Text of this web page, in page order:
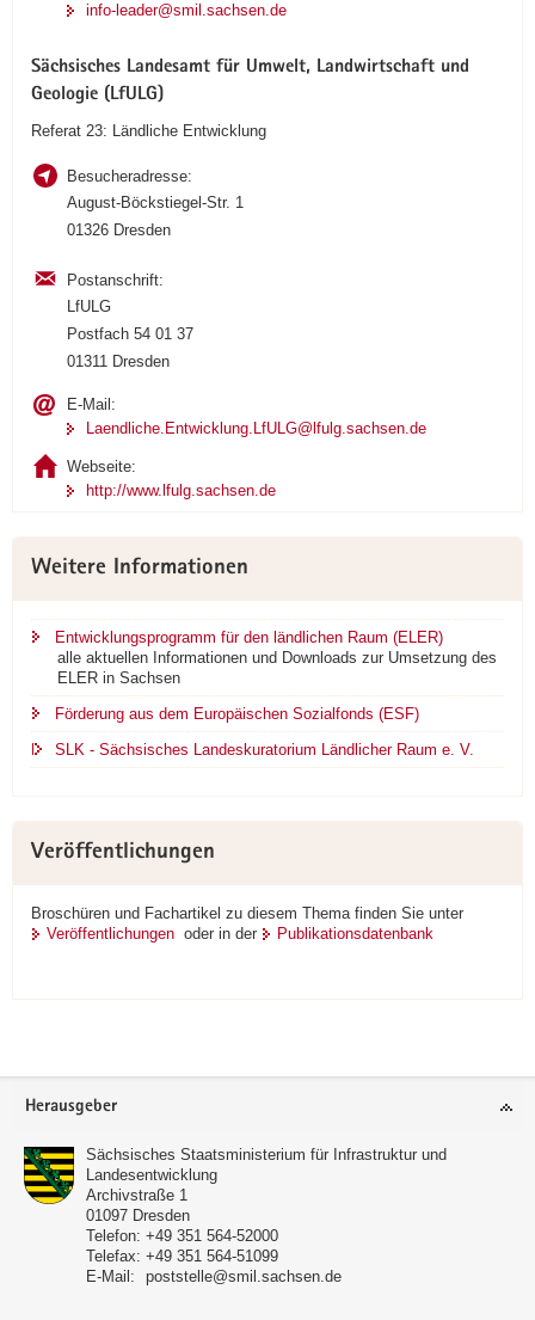
info-leader@smil.sachsen.de
Sächsisches Landesamt für Umwelt, Landwirtschaft und
Geologie (LfULG)
Referat 23: Ländliche Entwicklung
Besucheradresse:
August-Böckstiegel-Str. 1
01326 Dresden
Postanschrift:
LfULG
Postfach 54 01 37
01311 Dresden
E-Mail:
Laendliche.Entwicklung.LfULG@lfulg.sachsen.de
Webseite:
http://www.lfulg.sachsen.de
Weitere Informationen
Entwicklungsprogramm für den ländlichen Raum (ELER)
alle aktuellen Informationen und Downloads zur Umsetzung des
ELER in Sachsen
Förderung aus dem Europäischen Sozialfonds (ESF)
SLK - Sächsisches Landeskuratorium Ländlicher Raum e. V.
Veröffentlichungen
Broschüren und Fachartikel zu diesem Thema finden Sie unter
Veröffentlichungen oder in der Publikationsdatenbank
Footer-
Herausgeber
Sächsisches Staatsministerium für Infrastruktur und
Landesentwicklung
Archivstraße 1
01097 Dresden
Telefon: +49 351 564-52000
Telefax: +49 351 564-51099
E-Mail:
poststelle@smil.sachsen.de